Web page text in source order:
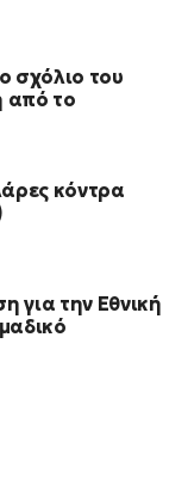
σχόλιο του
από το
κόντρα
για την Εθνική